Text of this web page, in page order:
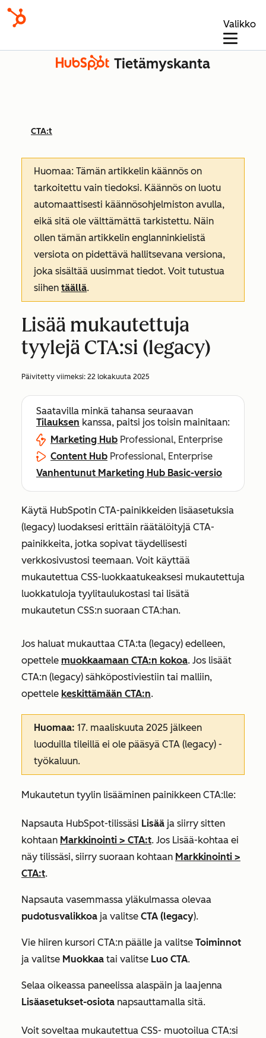
Valikko
Tietämyskanta
CTA:t
Huomaa: Tämän artikkelin käännös on
tarkoitettu vain tiedoksi. Käännös on luotu
automaattisesti käännösohjelmiston avulla,
eikä sitä ole välttämättä tarkistettu. Näin
ollen tämän artikkelin englanninkielistä
versiota on pidettävä hallitsevana versiona,
joka sisältää uusimmat tiedot. Voit tutustua
siihen täällä.
Lisää mukautettuja
tyylejä CTA:si (legacy)
Päivitetty viimeksi: 22 lokakuuta 2025
Saatavilla minkä tahansa seuraavan
Tilauksen kanssa, paitsi jos toisin mainitaan:
Marketing Hub Professional, Enterprise
Content Hub Professional, Enterprise
Vanhentunut Marketing Hub Basic-versio
Käytä HubSpotin CTA-painikkeiden lisäasetuksia
(legacy) luodaksesi erittäin räätälöityjä CTA-
painikkeita, jotka sopivat täydellisesti
verkkosivustosi teemaan. Voit käyttää
mukautettua CSS-luokkaatukeaksesi mukautettuja
luokkatuloja tyylitaulukostasi tai lisätä
mukautetun CSS:n suoraan CTA:han.
Jos haluat mukauttaa CTA:ta (legacy) edelleen,
opettele muokkaamaan CTA:n kokoa. Jos lisäät
CTA:n (legacy) sähköpostiviestiin tai malliin,
opettele keskittämään CTA:n.
Huomaa: 17. maaliskuuta 2025 jälkeen
luoduilla tileillä ei ole pääsyä CTA (legacy) -
työkaluun.
Mukautetun tyylin lisääminen painikkeen CTA:lle:
Napsauta HubSpot-tilissäsi Lisää ja siirry sitten
kohtaan Markkinointi > CTA:t. Jos Lisää-kohtaa ei
näy tilissäsi, siirry suoraan kohtaan Markkinointi >
CTA:t.
Napsauta vasemmassa yläkulmassa olevaa
pudotusvalikkoa ja valitse CTA (legacy).
Vie hiiren kursori CTA:n päälle ja valitse Toiminnot
ja valitse Muokkaa tai valitse Luo CTA.
Selaa oikeassa paneelissa alaspäin ja laajenna
Lisäasetukset-osiota napsauttamalla sitä.
Voit soveltaa mukautettua CSS- muotoilua CTA:si